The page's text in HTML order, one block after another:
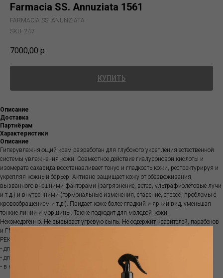
Farmacia SS. Annuziata 1561
FARMACIA SS. ANUNZIATA
SKU: 247
7000,00 р.
КУПИТЬ
Описание
Доставка
Партнёрам
Характеристики
Описание
Гиперувлажняющий крем разработан для глубокого укрепления естественной
системы увлажнения кожи. Совместное действие гиалуроновой кислоты и
изомерата сахарида восстанавливает тонус и гладкость кожи, рестректурируя и
укрепляя кожный барьер. Активно защищает кожу от обезвоживания,
вызванного внешними факторами (загрязнение, ветер, ультрафиолетовые лучи
и т.д.) и внутренними (гормональные изменения, старение, стресс, проблемы с
кровообращением и т.д.). Придает коже более гладкий и яркий вид, уменьшая
тонкие линии и морщины. Также подходит для молодой кожи.
Некомедогенно. Не вызывает угревую сыпь. Не содержит красителей, парабенов
и ГМО.
РЕКОМЕНДОВАНО
• для эффективного увлажнения.
• для успокоения, смягчения, снятия раздражения
• в качестве базы под макияж.